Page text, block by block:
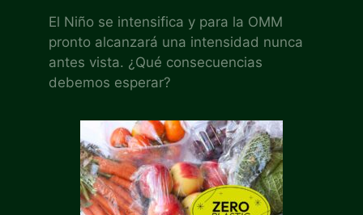
El Niño se intensifica y para la OMM
pronto alcanzará una intensidad nunca
antes vista. ¿Qué consecuencias
debemos esperar?